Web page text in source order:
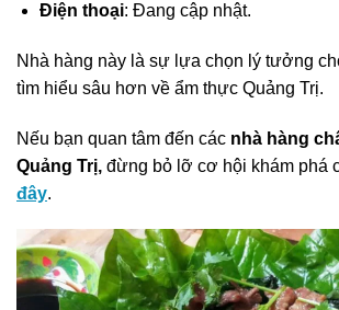
Điện thoại: Đang cập nhật.
Nhà hàng này là sự lựa chọn lý tưởng
tìm hiểu sâu hơn về ẩm thực Quảng Trị.
Nếu bạn quan tâm đến các nhà hàng
Quảng Trị, đừng bỏ lỡ cơ hội khám phá
đây.